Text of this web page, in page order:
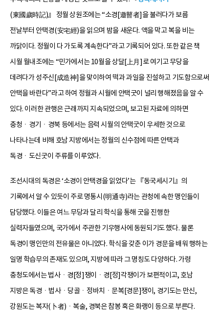
(東國歲時記)』 정월 상원조에는 “소경[邀瞽者]을 불러다가 보름
전날부터 안택경(安宅經)을 읽으며 밤을 새운다. 액을 막고 복을 비는
까닭이다. 정월이 다 가도록 계속한다”라고 기록되어 있다. 또한 같은 책
시월 월내조에는 “민가에서는 10월을 상달[上月]로 여기고 무당을
데려다가 성주신[成造神]을 맞이하여 떡과 과일을 진설하고 기도함으로써
안택을 바란다”라고 하여 정월과 시월에 안택굿이 널리 행해졌음을 알 수
있다. 이러한 관행은 근래까지 지속되었으며, 보고된 자료에 의하면
충청ㆍ경기ㆍ경북 등에서는 음력 시월의 안택굿이 우세한 것으로
나타나는데 비해 호남 지방에서는 정월의 신수점에 따른 안택과
독경ㆍ도신굿이 주류를 이루었다.
조선시대의 독경은 ‘소경이 안택경을 읽었다’는 『동국세시기』의
기록에서 알 수 있듯이 주로 명통시(明通寺)라는 관청에 속한 맹인들이
담당했다. 이들은 여느 무당과 달리 학식을 통해 굿을 진행한
실력자들였으며, 국가에서 주관한 기우행사에 동원되기도 했다. 물론
독경이 맹인만의 전유물은 아니었다. 학식을 갖춘 이가 경문을 배워 행하는
일명 학습무의 존재도 있으며, 지방에 따라 그 명칭도 다양하다. 가령
충청도에서는 법사ㆍ경[정]쟁이ㆍ경[정]각쟁이가 보편적이고, 호남
지방은 독경ㆍ법사ㆍ당골ㆍ정바치ㆍ문복[경문]쟁이, 경기도는 만신,
강원도는 복자(卜者)ㆍ복술, 경북은 참봉 혹은 화랭이 등으로 부른다.